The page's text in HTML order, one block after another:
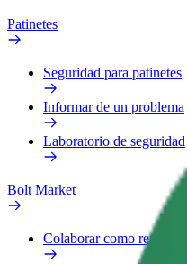
Patinetes
Seguridad para patinetes
Informar de un problema
Laboratorio de seguridad
Bolt Market
Colaborar como repartidor